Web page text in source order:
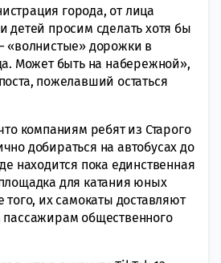
города, от лица
детей просим сделать хотя бы
«волнистые» дорожки в
Может быть на набережной»,
пожелавший остаться
компаниям ребят из Старого
добираться на автобусах до
находится пока единственная
для катания юных
того, их самокаты доставляют
пассажирам общественного